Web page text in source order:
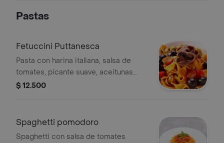
Pastas
Fetuccini Puttanesca
Pasta con harina italiana, salsa de
tomates, picante suave, aceitunas
verdes y negras, anchoas, alcaparras
$ 12.500
Spaghetti pomodoro
Spaghetti con salsa de tomates